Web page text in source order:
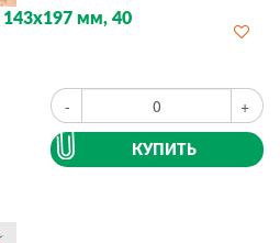
мм, 40
- +
КУПИТЬ